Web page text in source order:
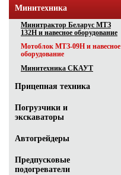
Минитехника
Минитрактор Беларус МТЗ
132Н и навесное оборудование
Мотоблок МТЗ-09Н и навесное
оборудование
Минитехника СКАУТ
Прицепная техника
Погрузчики и
экскаваторы
Автогрейдеры
Предпусковые
подогреватели